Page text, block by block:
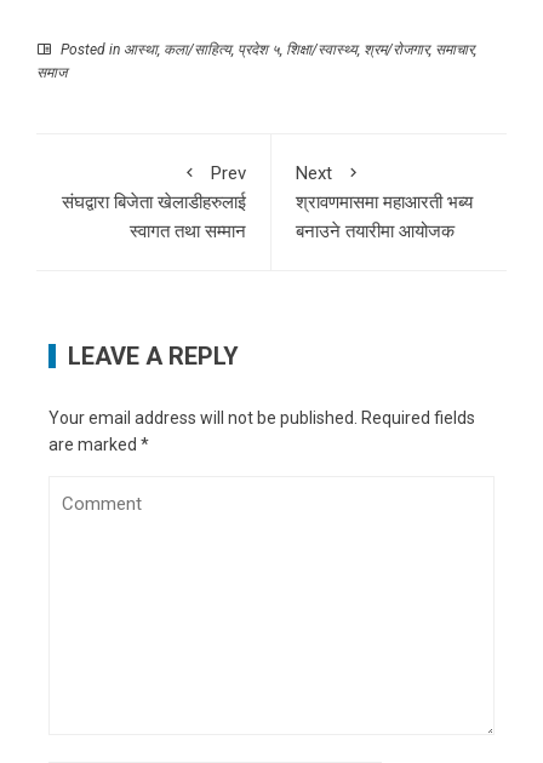
Posted in आस्था, कला/साहित्य, प्रदेश ५, शिक्षा/स्वास्थ्य, श्रम/रोजगार, समाचार,
समाज
Prev
संघद्वारा बिजेता खेलाडीहरुलाई
स्वागत तथा सम्मान
Next
श्रावणमासमा महाआरती भब्य
बनाउने तयारीमा आयोजक
LEAVE A REPLY
Your email address will not be published.
Required fields
are marked *